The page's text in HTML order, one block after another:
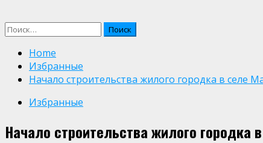
Найти:
Home
Избранные
Начало строительства жилого городка в селе
Избранные
Начало строительства жилого городка